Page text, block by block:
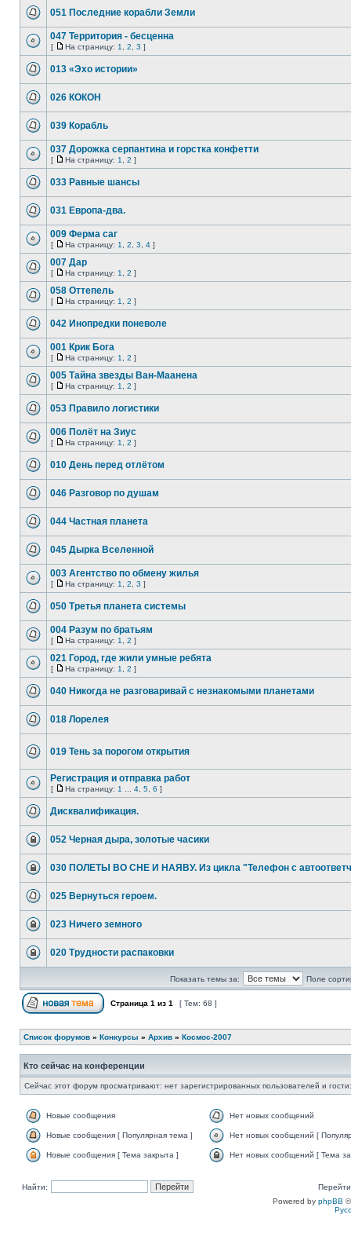
051 Последние корабли Земли
047 Территория - бесценна
[ На страницу: 1 2 3 ]
013 «Эхо истории»
026 КОКОН
039 Корабль
037 Дорожка серпантина и горстка конфетти
[ На страницу: 1 2 ]
033 Равные шансы
031 Европа-два.
009 Ферма саг
[ На страницу: 1 2 3 4 ]
007 Дар
[ На страницу: 1 2 ]
058 Оттепель
[ На страницу: 1 2 ]
042 Инопредки поневоле
001 Крик Бога
[ На страницу: 1 2 ]
005 Тайна звезды Ван-Маанена
[ На страницу: 1 2 ]
053 Правило логистики
006 Полёт на Зиус
[ На страницу: 1 2 ]
010 День перед отлётом
046 Разговор по душам
044 Частная планета
045 Дырка Вселенной
003 Агентство по обмену жилья
[ На страницу: 1 2 3 ]
050 Третья планета системы
004 Разум по братьям
[ На страницу: 1 2 ]
021 Город, где жили умные ребята
[ На страницу: 1 2 ]
040 Никогда не разговаривай с незнакомыми планетами
018 Лорелея
019 Тень за порогом открытия
Регистрация и отправка работ
[ На страницу: 1 4 5 6 ]
Дисквалификация.
052 Черная дыра, золотые часики
030 ПОЛЕТЫ ВО СНЕ И НАЯВУ. Из цикла "Телефон с
025 Вернуться героем.
023 Ничего земного
020 Трудности распаковки
Показать темы за: Поле
Страница 1 из 1 [ Тем: 68 ]
Список форумов » Конкурсы » Архив » Космос-2007
Кто сейчас на конференции
Сейчас этот форум просматривают: нет зарегистрированных пользователей и
Новые сообщения Нет новых сообщений
Новые сообщения [ Популярная тема ] Нет новых сообщений [
Новые сообщения [ Тема закрыта ] Нет новых сообщений [ Тема
Найти:
Powered by phpBB